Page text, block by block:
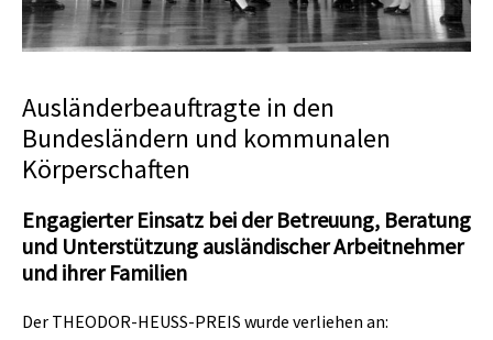
Ausländerbeauftragte in den
Bundesländern und kommunalen
Körperschaften
Engagierter Einsatz bei der Betreuung, Beratung
und Unterstützung ausländischer Arbeitnehmer
und ihrer Familien
Der THEODOR-HEUSS-PREIS wurde verliehen an: